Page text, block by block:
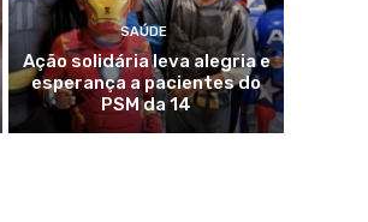
SAÚDE
Ação solidária leva alegria e
esperança a pacientes do
PSM da 14